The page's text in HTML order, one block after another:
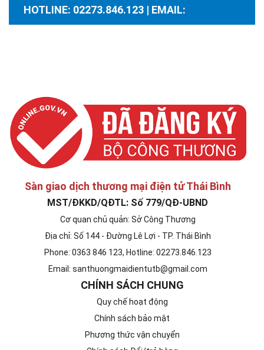
HOTLINE: 02273.846.123 | EMAIL:
Sàn giao dịch thương mại điện tử Thái Bình
MST/ĐKKD/QĐTL: Số 779/QĐ-UBND
Cơ quan chủ quản: Sở Công Thương
Địa chỉ: Số 144 - Đường Lê Lợi - TP. Thái Bình
Phone: 0363 846 123, Hotline: 02273.846.123
Email: santhuongmaidientutb@gmail.com
CHÍNH SÁCH CHUNG
Quy chế hoạt động
Chính sách bảo mật
Phương thức vận chuyển